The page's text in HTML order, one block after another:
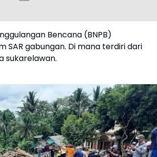
Bencana (BNPB)
SAR gabungan. Di mana terdiri dari
sukarelawan.